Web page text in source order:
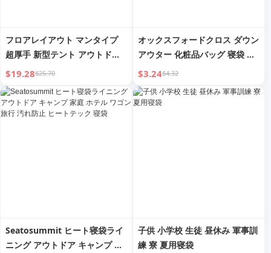
フロアレイアウト マンタイプ
超厚手 新型テント アウトドア
用寝袋
$19.28$25.70
オックスフォードクロス ダウン
アウター 化粧品バッグ 寝袋 圧
縮袋
$3.24$4.32
Seatosummit ヒート寝袋ライ
ニング アウトドア キャンプ 家
子供 小学校 生徒 昼休み 軍事訓
練 寮 夏用寝袋